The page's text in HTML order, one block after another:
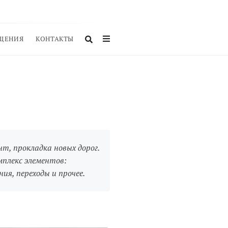
КОНТАКТЫ
прокладка новых дорог.
элементов:
переходы и прочее.